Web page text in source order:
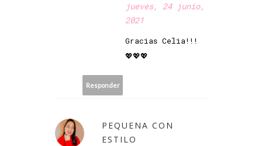
jueves, 24 junio,
2021
Gracias Celia!!!
💖💖💖
Responder
PEQUENA CON
ESTILO